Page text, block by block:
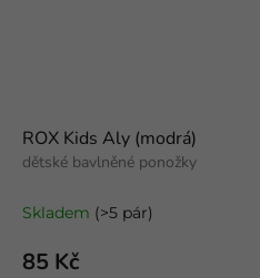
ROX Kids Aly (modrá)
dětské bavlněné ponožky
Skladem (>5 pár)
85 Kč